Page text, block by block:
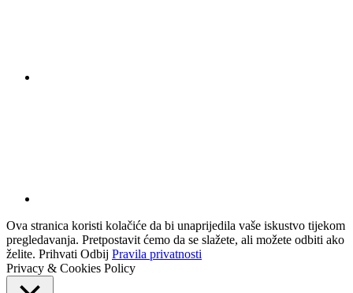
Ova stranica koristi kolačiće da bi unaprijedila vaše iskustvo tijekom
pregledavanja. Pretpostavit ćemo da se slažete, ali možete odbiti ako
želite. Prihvati Odbij Pravila privatnosti
Privacy & Cookies Policy